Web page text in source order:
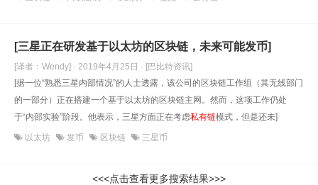
[三星正在研发基于以太坊的区块链，未来可能发币]
[译者：Wendy] · 2019年4月25日 · [巴比特资讯]
[据一位“熟悉三星内部情况”的人士透露，该公司的区块链工作组（其无线部门
的一部分）正在搭建一个基于以太坊的区块链主网。然而，这项工作仍处
于“内部实验”阶段。他表示，三星方面正在考虑私有链模式，但是还未]
以太坊 发币 区块链 三星币
<<<点击查看更多搜索结果>>>